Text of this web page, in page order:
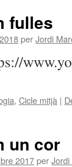
fulles
perJordi
, Cicle mitjà |
un cor
2017per